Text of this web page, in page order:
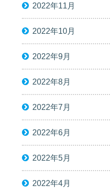
2022年11月
2022年10月
2022年9月
2022年8月
2022年7月
2022年6月
2022年5月
2022年4月